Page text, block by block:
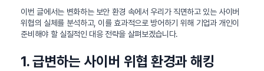
이번 글에서는 변화하는 보안 환경 속에서 우리가 직면하고 있는 사이버
위협의 실체를 분석하고, 이를 효과적으로 방어하기 위해 기업과 개인이
준비해야 할 실질적인 대응 전략을 살펴보겠습니다.
1. 급변하는 사이버 위협 환경과 해킹